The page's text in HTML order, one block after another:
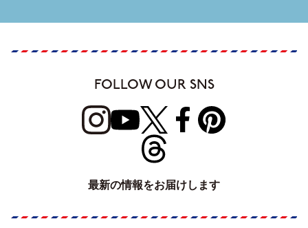
FOLLOW OUR SNS
最新の情報をお届けします